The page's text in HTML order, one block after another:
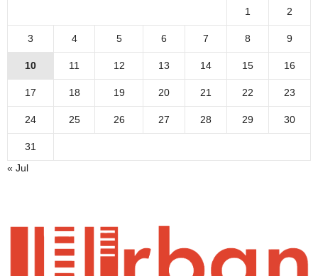
1 2
3 4 5 6 7 8 9
10 11 12 13 14 15 16
17 18 19 20 21 22 23
24 25 26 27 28 29 30
31
« Jul